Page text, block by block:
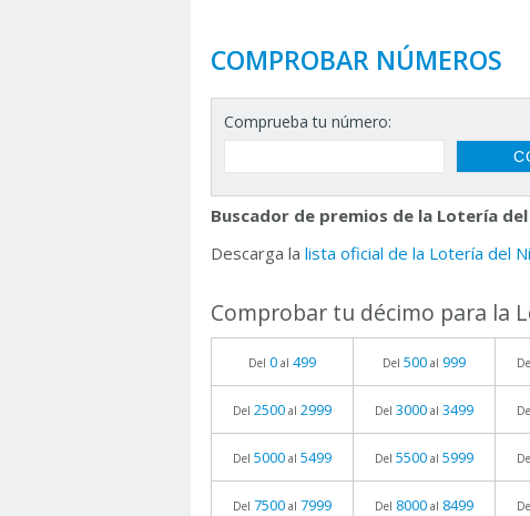
COMPROBAR NÚMEROS
Comprueba tu número:
Buscador de premios de la Lotería
Descarga la lista oficial de la Lotería del
Comprobar tu décimo para la
Del 0 al 499 Del 500 al 999
Del 2500 al 2999 Del 3000 al 3499
Del 5000 al 5499 Del 5500 al 5999
Del 7500 al 7999 Del 8000 al 8499